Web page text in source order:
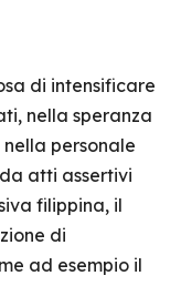
di intensificare
nella speranza
personale
atti assertivi
filippina, il
di
ad esempio il